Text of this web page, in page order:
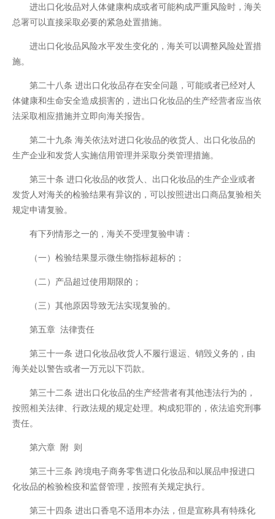
进出口化妆品对人体健康构成或者可能构成严重风险时，海关
总署可以直接采取必要的紧急处置措施。
进出口化妆品风险水平发生变化的，海关可以调整风险处置措
施。
第二十八条 进出口化妆品存在安全问题，可能或者已经对人
体健康和生命安全造成损害的，进出口化妆品的生产经营者应当依
法采取相应措施并立即向海关报告。
第二十九条 海关依法对进口化妆品的收货人、出口化妆品的
生产企业和发货人实施信用管理并采取分类管理措施。
第三十条 进口化妆品的收货人、出口化妆品的生产企业或者
发货人对海关的检验结果有异议的，可以按照进出口商品复验相关
规定申请复验。
有下列情形之一的，海关不受理复验申请：
（一）检验结果显示微生物指标超标的；
（二）产品超过使用期限的；
（三）其他原因导致无法实现复验的。
第五章 法律责任
第三十一条 进口化妆品收货人不履行退运、销毁义务的，由
海关处以警告或者一万元以下罚款。
第三十二条 进出口化妆品的生产经营者有其他违法行为的，
按照相关法律、行政法规的规定处理。构成犯罪的，依法追究刑事
责任。
第六章 附 则
第三十三条 跨境电子商务零售进口化妆品和以展品申报进口
化妆品的检验检疫和监督管理，按照有关规定执行。
第三十四条 进出口香皂不适用本办法，但是宣称具有特殊化